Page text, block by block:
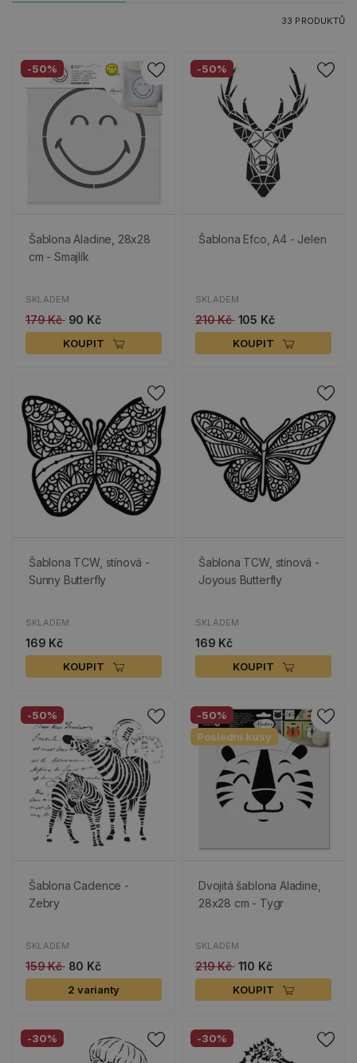
33 PRODUKTŮ
-50%
Šablona Aladine, 28x28
cm - Smajlík
SKLADEM
179 Kč 90 Kč
KOUPIT
-50%
Šablona Efco, A4 - Jelen
SKLADEM
210 Kč 105 Kč
KOUPIT
Šablona TCW, stínová -
Sunny Butterfly
SKLADEM
169 Kč
KOUPIT
Šablona TCW, stínová -
Joyous Butterfly
SKLADEM
169 Kč
KOUPIT
-50%
Šablona Cadence -
Zebry
SKLADEM
159 Kč 80 Kč
2 varianty
-50%
Poslední kusy
Dvojitá šablona Aladine,
28x28 cm - Tygr
SKLADEM
219 Kč 110 Kč
KOUPIT
-30% -30%